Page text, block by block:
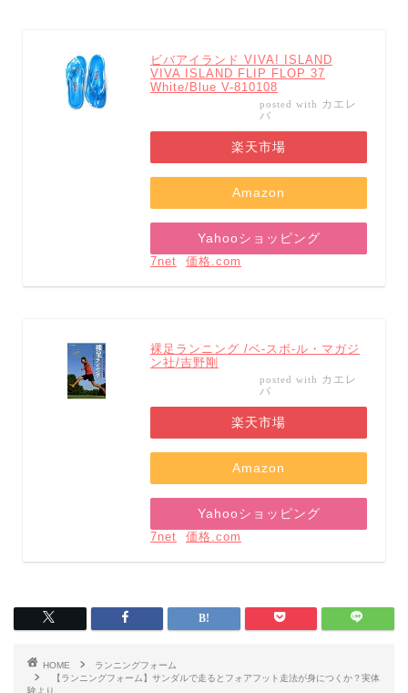
ビバアイランド VIVA! ISLAND
VIVA ISLAND FLIP FLOP 37
White/Blue V-810108
posted with カエレ
バ
楽天市場
Amazon
Yahooショッピング
7net
価格.com
裸足ランニング /ベ-スボ-ル・マガジ
ン社/吉野剛
posted with カエレ
バ
楽天市場
Amazon
Yahooショッピング
7net
価格.com
HOME
ランニングフォーム
【ランニングフォーム】サンダルで走るとフォアフット走法が身につくか？実体
験より